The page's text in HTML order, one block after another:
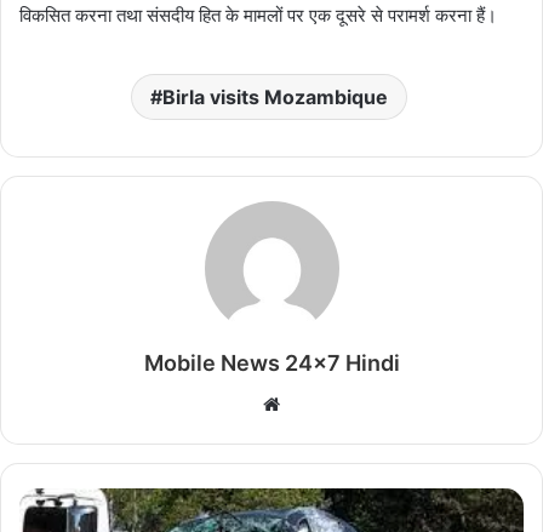
विकसित करना तथा संसदीय हित के मामलों पर एक दूसरे से परामर्श करना हैं।
Birla visits Mozambique
Mobile News 24x7 Hindi
Website